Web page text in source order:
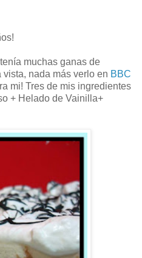
muchas ganas de
vista, nada más verlo en BBC
mi! Tres de mis ingredientes
+ Helado de Vainilla+